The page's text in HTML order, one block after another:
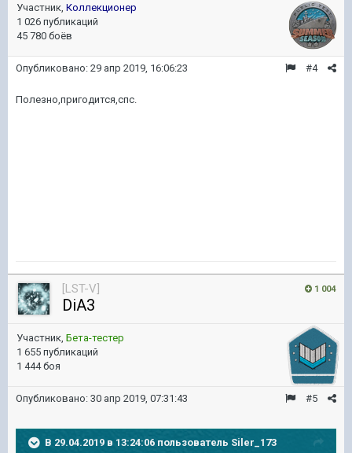
Участник, Коллекционер
1 026 публикаций
45 780 боёв
#4
Опубликовано: 29 апр 2019, 16:06:23
Полезно,пригодится,спс.
1 004
[LST-V]
DiA3
Участник, Бета-тестер
1 655 публикаций
1 444 боя
#5
Опубликовано: 30 апр 2019, 07:31:43
В 29.04.2019 в 13:24:06 пользователь Siler_173